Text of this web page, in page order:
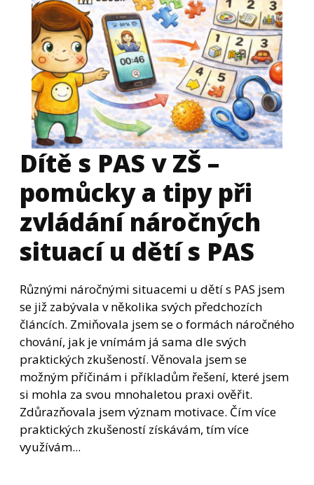
Dítě s PAS v ZŠ –
pomůcky a tipy při
zvládání náročných
situací u dětí s PAS
Různými náročnými situacemi u dětí s PAS jsem
se již zabývala v několika svých předchozích
článcích. Zmiňovala jsem se o formách náročného
chování, jak je vnímám já sama dle svých
praktických zkušeností. Věnovala jsem se
možným příčinám i příkladům řešení, které jsem
si mohla za svou mnohaletou praxi ověřit.
Zdůrazňovala jsem význam motivace. Čím více
praktických zkušeností získávám, tím více
využívám...